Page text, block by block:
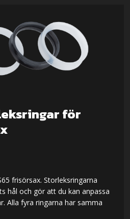
för
frisörsax. Storleksringarna
hål och gör att du kan anpassa
Alla fyra ringarna har samma